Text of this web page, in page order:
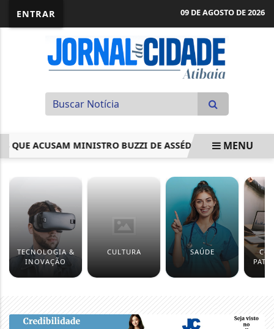
ENTRAR 09 DE AGOSTO DE 2026
QUE ACUSAM MINISTRO BUZZI DE ASSÉDIO MISSA
MENU
TECNOLOGIA &
INOVAÇÃO
CULTURA SAÚDE